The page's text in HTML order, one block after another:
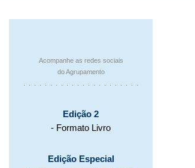
Acompanhe as redes sociais
do Agrupamento
. . . . . . . . . . . . . . . . . . . . . .
Edição 2
- Formato Livro
Edição Especial